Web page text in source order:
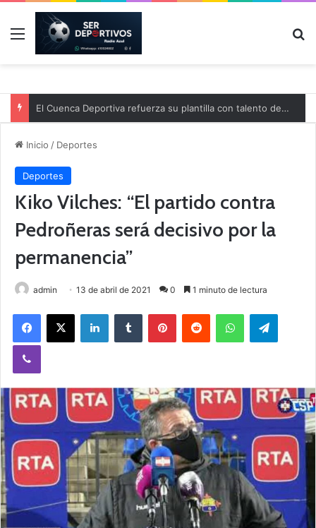
Menú
El Cuenca Deportiva refuerza su plantilla con talento de la comarca
Inicio / Deportes
Deportes
Kiko Vilches: “El partido contra
Pedroñeras será decisivo por la
permanencia”
admin 13 de abril de 2021 0 1 minuto de lectura